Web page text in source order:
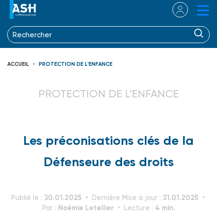
ACCUEIL PROTECTION DE L'ENFANCE
PROTECTION DE L'ENFANCE
Les préconisations clés de la
Défenseure des droits
Publié le : 30.01.2025 Dernière Mise à jour : 31.01.2025
Par : Noémie Letellier Lecture : 4 min.